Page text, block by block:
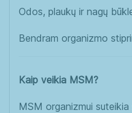
Odos, plaukų ir nagų
Bendram organizmo
Kaip veikia MSM?
MSM organizmui